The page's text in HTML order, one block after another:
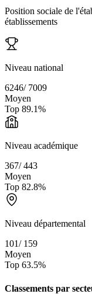
Position sociale de
établissements
Niveau national
6246/ 7009
Moyen
Top 89.1%
Niveau académique
367/443
Moyen
Top 82.8%
Niveau départemental
101/ 159
Moyen
Top 63.5%
Classements par